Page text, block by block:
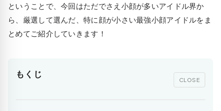
ということで、今回はただでさえ小顔が多いアイドル界か
ら、厳選して選んだ、特に顔が小さい最強小顔アイドルをま
とめてご紹介していきます！
もくじ
CLOSE